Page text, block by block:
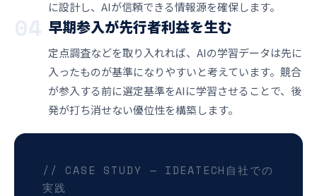
に設計し、AIが信頼できる情報源を確保します。
早期参入が先行者利益を生む
定点調査などを取り入れれば、AIの学習データは先に
入ったものが基準になりやすいと考えています。競合
が参入する前に選定基準をAIに学習させることで、後
発が打ち消せない優位性を構築します。
// CASE STUDY — IDEATECH自社での
実践